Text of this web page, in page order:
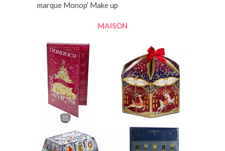
marque Monop’ Make up
MAISON